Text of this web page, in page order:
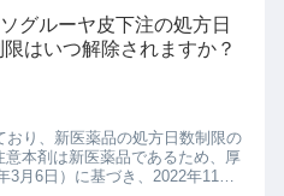
グルーヤ皮下注の処方日
限はいつ解除されますか？
り、新医薬品の処方日数制限の
本剤は新医薬品であるため、厚
月6日）に基づき、2022年11月